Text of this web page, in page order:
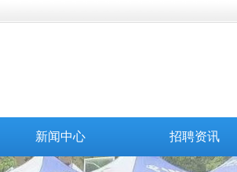
新闻中心 招聘资讯